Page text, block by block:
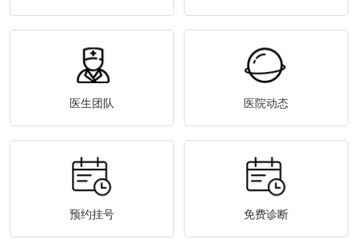
医生团队 医院动态
预约挂号 免费诊断